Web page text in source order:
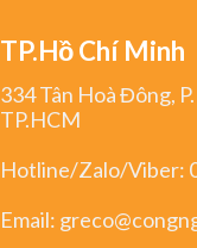
TP.Hồ Chí Minh
334 Tân Hoà Đông,
TP.HCM
Hotline/Zalo/Viber:
Email: